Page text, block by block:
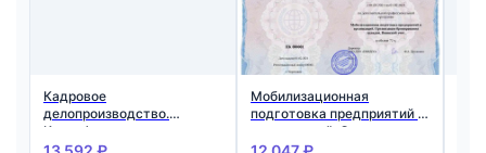
Кадровое
делопроизводство.
Квалификация:
Специалист по кадровому
Мобилизационная
подготовка предприятий и
организаций. Организация
бронирования граждан.